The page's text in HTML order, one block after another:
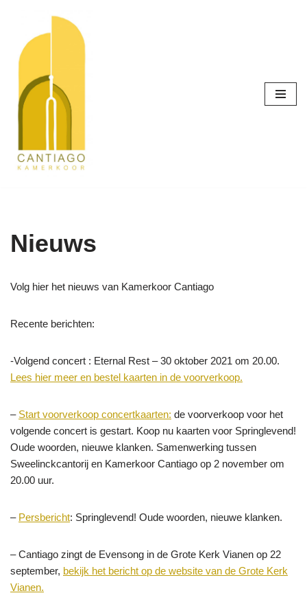
Meteen
naar
inhoud
Nieuws
Volg hier het nieuws van Kamerkoor Cantiago
Recente berichten:
-Volgend concert : Eternal Rest – 30 oktober 2021 om 20.00.
Lees hier meer en bestel kaarten in de voorverkoop.
– Start voorverkoop concertkaarten: de voorverkoop voor het
volgende concert is gestart. Koop nu kaarten voor Springlevend!
Oude woorden, nieuwe klanken. Samenwerking tussen
Sweelinckcantorij en Kamerkoor Cantiago op 2 november om
20.00 uur.
– Persbericht: Springlevend! Oude woorden, nieuwe klanken.
– Cantiago zingt de Evensong in de Grote Kerk Vianen op 22
september, bekijk het bericht op de website van de Grote Kerk
Vianen.